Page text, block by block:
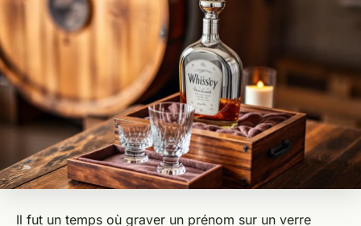
Il fut un temps où graver un prénom sur un verre